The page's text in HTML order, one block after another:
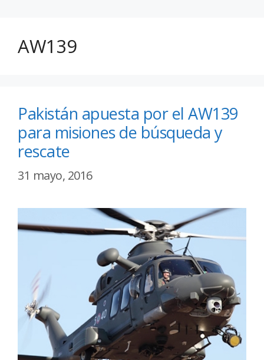
AW139
Pakistán apuesta por el AW139
para misiones de búsqueda y
rescate
31 mayo, 2016